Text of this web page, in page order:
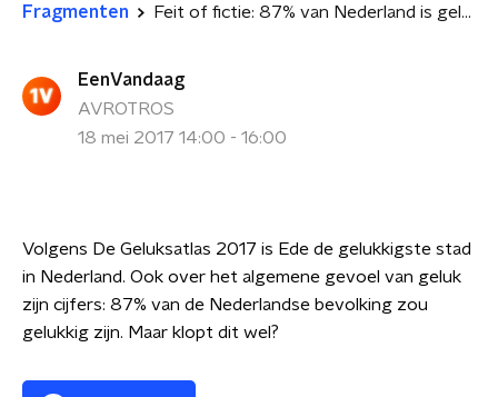
Fragmenten Feit of fictie: 87% van Nederland is gelukkig
EenVandaag
AVROTROS
18 mei 2017 14:00 - 16:00
Volgens De Geluksatlas 2017 is Ede de gelukkigste stad
in Nederland. Ook over het algemene gevoel van geluk
zijn cijfers: 87% van de Nederlandse bevolking zou
gelukkig zijn. Maar klopt dit wel?